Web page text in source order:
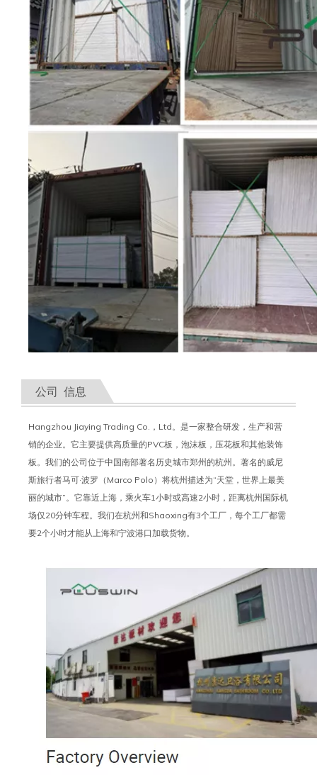
公司 信息
Hangzhou Jiaying Trading Co.，Ltd。是一家整合研发，生产和营
销的企业。它主要提供高质量的PVC板，泡沫板，压花板和其他装饰
板。我们的公司位于中国南部著名历史城市郑州的杭州。著名的威尼
斯旅行者马可·波罗（Marco Polo）将杭州描述为“天堂，世界上最美
丽的城市”。它靠近上海，乘火车1小时或高速2小时，距离杭州国际机
场仅20分钟车程。我们在杭州和Shaoxing有3个工厂，每个工厂都需
要2个小时才能从上海和宁波港口加载货物。